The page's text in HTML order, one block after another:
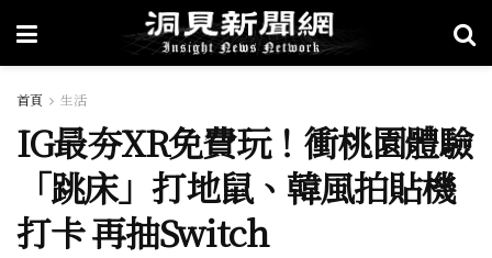
首頁 生活
IG最夯XR免費玩！衝桃園體驗
「跳床」打地鼠、韓風拍貼機
打卡 再抽Switch